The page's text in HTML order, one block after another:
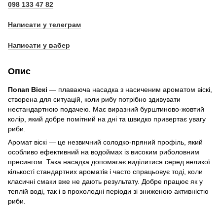
098 133 47 82
Написати у телеграм
Написати у вабер
Опис
Попап Віскі — плаваюча насадка з насиченим ароматом віскі,
створена для ситуацій, коли рибу потрібно здивувати
нестандартною подачею. Має виразний бурштиново-жовтий
колір, який добре помітний на дні та швидко привертає увагу
риби.
Аромат віскі — це незвичний солодко-пряний профіль, який
особливо ефективний на водоймах із високим риболовним
пресингом. Така насадка допомагає виділитися серед великої
кількості стандартних ароматів і часто спрацьовує тоді, коли
класичні смаки вже не дають результату. Добре працює як у
теплій воді, так і в прохолодні періоди зі зниженою активністю
риби.